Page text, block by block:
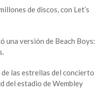
de discos, con Let’s
una versión de Beach Boys:
las estrellas del concierto
del estadio de Wembley